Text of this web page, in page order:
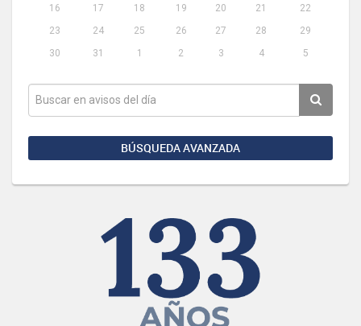
16
17 18 19 20 21
22
23
24 25 26 27 28
29
30
31 1 2 3 4 5
BÚSQUEDA AVANZADA